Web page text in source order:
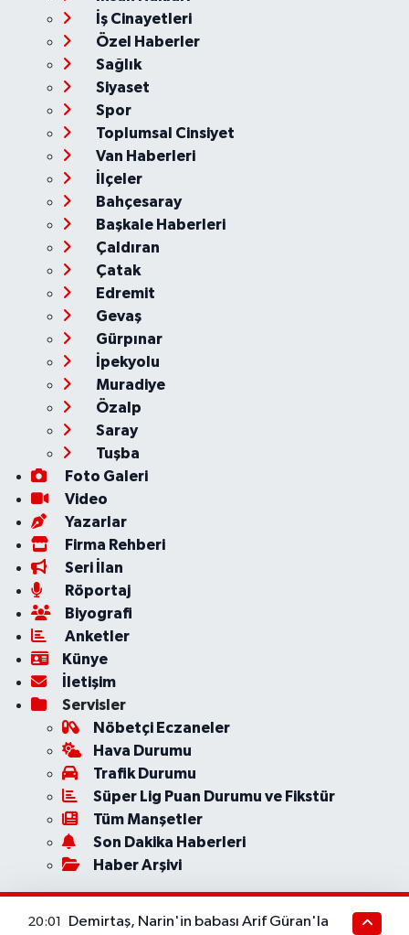
İş Cinayetleri
Özel Haberler
Sağlık
Siyaset
Spor
Toplumsal Cinsiyet
Van Haberleri
İlçeler
Bahçesaray
Başkale Haberleri
Çaldıran
Çatak
Edremit
Gevaş
Gürpınar
İpekyolu
Muradiye
Özalp
Saray
Tuşba
Foto Galeri
Video
Yazarlar
Firma Rehberi
Seri İlan
Röportaj
Biyografi
Anketler
Künye
İletişim
Servisler
Nöbetçi Eczaneler
Hava Durumu
Trafik Durumu
Süper Lig Puan Durumu ve Fikstür
Tüm Manşetler
Son Dakika Haberleri
Haber Arşivi
20:01
Demirtaş, Narin'in babası Arif Güran'la